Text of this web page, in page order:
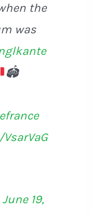
the
was
🏟
June 19,